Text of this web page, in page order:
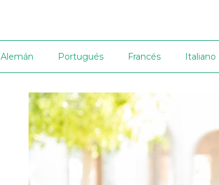
Alemán Portugués Francés Italiano